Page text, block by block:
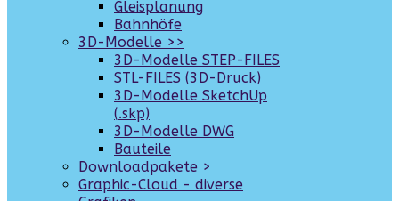
Gleisplanung
Bahnhöfe
3D-Modelle >>
3D-Modelle STEP-FILES
STL-FILES (3D-Druck)
3D-Modelle SketchUp
(.skp)
3D-Modelle DWG
Bauteile
Downloadpakete >
Graphic-Cloud - diverse